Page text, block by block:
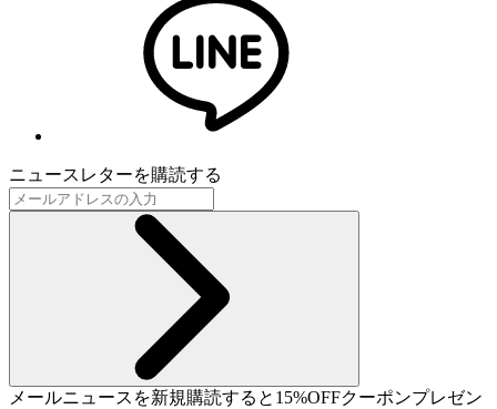
ニュースレターを購読する
メールニュースを新規購読すると15%OFFクーポンプレゼン